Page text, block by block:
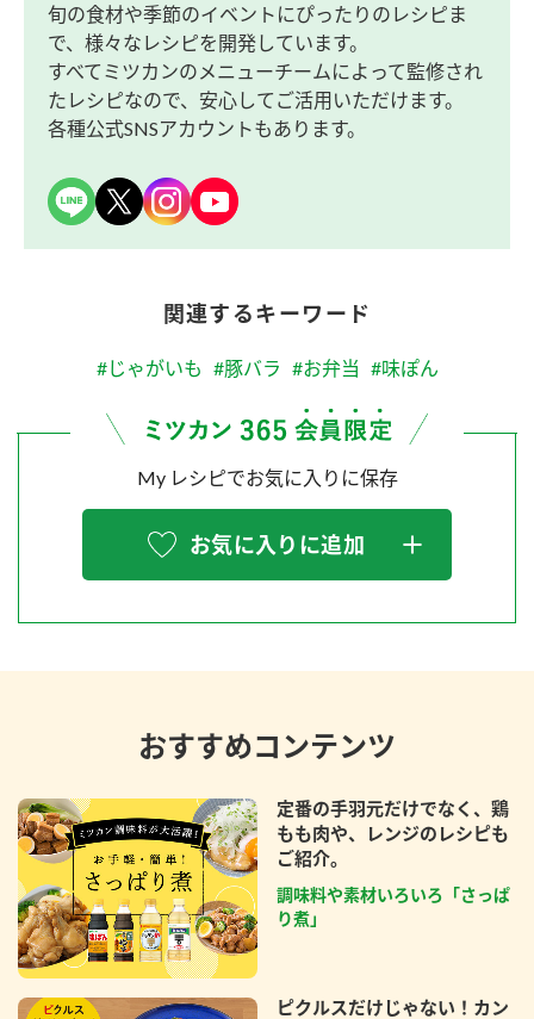
旬の食材や季節のイベントにぴったりのレシピま
で、様々なレシピを開発しています。
すべてミツカンのメニューチームによって監修され
たレシピなので、安心してご活用いただけます。
各種公式SNSアカウントもあります。
関連するキーワード
#じゃがいも #豚バラ #お弁当 #味ぽん
My レシピでお気に入りに保存
お気に入りに追加
おすすめコンテンツ
定番の手羽元だけでなく、鶏
もも肉や、レンジのレシピも
ご紹介。
調味料や素材いろいろ「さっぱ
り煮」
ピクルスだけじゃない！カン